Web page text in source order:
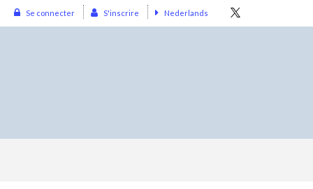
Se connecter S'inscrire Nederlands